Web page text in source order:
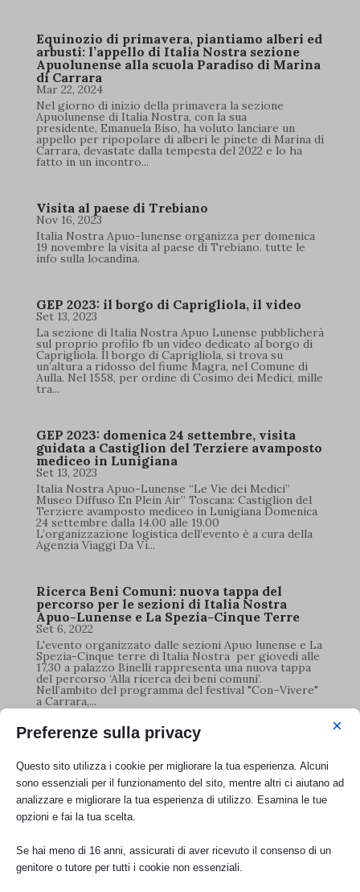
Equinozio di primavera, piantiamo alberi ed
arbusti: l’appello di Italia Nostra sezione
Apuolunense alla scuola Paradiso di Marina
di Carrara
Mar 22, 2024
Nel giorno di inizio della primavera la sezione
Apuolunense di Italia Nostra, con la sua
presidente, Emanuela Biso, ha voluto lanciare un
appello per ripopolare di alberi le pinete di Marina di
Carrara, devastate dalla tempesta del 2022 e lo ha
fatto in un incontro...
Visita al paese di Trebiano
Nov 16, 2023
Italia Nostra Apuo-lunense organizza per domenica
19 novembre la visita al paese di Trebiano. tutte le
info sulla locandina.
GEP 2023: il borgo di Caprigliola, il video
Set 13, 2023
La sezione di Italia Nostra Apuo Lunense pubblicherà
sul proprio profilo fb un video dedicato al borgo di
Caprigliola. Il borgo di Caprigliola, si trova su
un’altura a ridosso del fiume Magra, nel Comune di
Aulla. Nel 1558, per ordine di Cosimo dei Medici, mille
tra...
GEP 2023: domenica 24 settembre, visita
guidata a Castiglion del Terziere avamposto
mediceo in Lunigiana
Set 13, 2023
Italia Nostra Apuo-Lunense “Le Vie dei Medici”
Museo Diffuso En Plein Air” Toscana: Castiglion del
Terziere avamposto mediceo in Lunigiana Domenica
24 settembre dalla 14.00 alle 19.00
L’organizzazione logistica dell’evento è a cura della
Agenzia Viaggi Da Vì...
Ricerca Beni Comuni: nuova tappa del
percorso per le sezioni di Italia Nostra
Apuo-Lunense e La Spezia-Cinque Terre
Set 6, 2022
L'evento organizzato dalle sezioni Apuo lunense e La
Spezia-Cinque terre di Italia Nostra per giovedì alle
17,30 a palazzo Binelli rappresenta una nuova tappa
del percorso ‘Alla ricerca dei beni comuni’.
Nell’ambito del programma del festival "Con–Vivere"
a Carrara,...
Apuo Lunense e La Spezia presentano il
dossier il 15 agosto a Ponticello di Filattiera
Ago 4, 2022
Appuntamento il 15 agosto alle ore 19.00 durante la
manifestazione estiva “I mestieri nel Borgo” che si
terrà a Ponticello di Filattiera dal 13 al 16 agosto
conclusivo del progetto "Alla Ricerca dei Beni
Comuni"...
Preferenze sulla privacy ×
Questo sito utilizza i cookie per migliorare la tua esperienza. Alcuni
sono essenziali per il funzionamento del sito, mentre altri ci aiutano ad
analizzare e migliorare la tua esperienza di utilizzo. Esamina le tue
opzioni e fai la tua scelta.
Se hai meno di 16 anni, assicurati di aver ricevuto il consenso di un
genitore o tutore per tutti i cookie non essenziali.